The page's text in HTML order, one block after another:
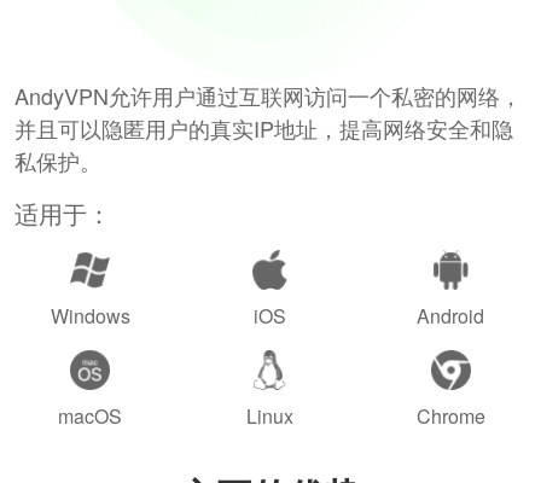
AndyVPN允许用户通过互联网访问一个私密的网络，
并且可以隐匿用户的真实IP地址，提高网络安全和隐
私保护。
适用于：
Windows iOS Android
macOS Linux Chrome